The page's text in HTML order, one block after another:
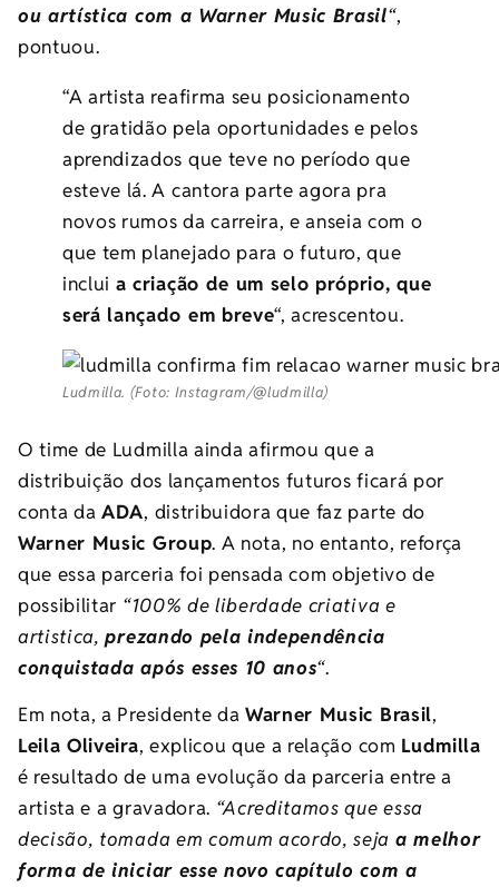
ou artística com a Warner Music Brasil“,
pontuou.
“A artista reafirma seu posicionamento
de gratidão pela oportunidades e pelos
aprendizados que teve no período que
esteve lá. A cantora parte agora pra
novos rumos da carreira, e anseia com o
que tem planejado para o futuro, que
inclui a criação de um selo próprio, que
será lançado em breve“, acrescentou.
Ludmilla. (Foto: Instagram/@ludmilla)
O time de Ludmilla ainda afirmou que a
distribuição dos lançamentos futuros ficará por
conta daADA, distribuidora que faz parte do
Warner Music Group. A nota, no entanto, reforça
que essa parceria foi pensada com objetivo de
possibilitar “100% de liberdade criativa e
artistica,prezando pela independência
conquistada após esses 10 anos“.
Em nota, a Presidente da Warner Music Brasil,
Leila Oliveira, explicou que a relação com Ludmilla
é resultado de uma evolução da parceria entre a
artista e a gravadora. “Acreditamos que essa
decisão, tomada em comum acordo, seja a melhor
forma de iniciar esse novo capítulo com a